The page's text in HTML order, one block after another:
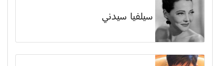
سيلفيا سيدني